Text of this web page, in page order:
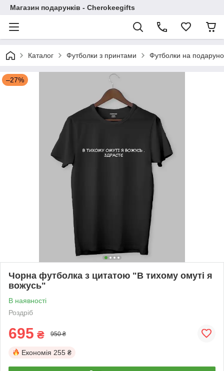
Магазин подарунків - Cherokeegifts
Каталог Футболки з принтами Футболки на
–27%
Чорна футболка з цитатою "В тихому омуті я
вожусь"
В наявності
Роздріб
695 ₴ 950 ₴
Економія 255 ₴